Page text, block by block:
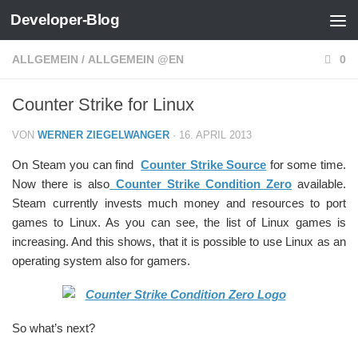
Zum Inhalt springen
Developer-Blog
ALLGEMEIN / ALLGEMEIN @EN 0
Counter Strike for Linux
VON WERNER ZIEGELWANGER · 16. APRIL 2013
On Steam you can findCounter Strike Source for some time.
Now there is also Counter Strike Condition Zeroavailable.
Steam currently invests much money and resources to port
games to Linux. As you can see, the list of Linux games is
increasing. And this shows, that it is possible to use Linux as an
operating system also for gamers.
So what’s next?